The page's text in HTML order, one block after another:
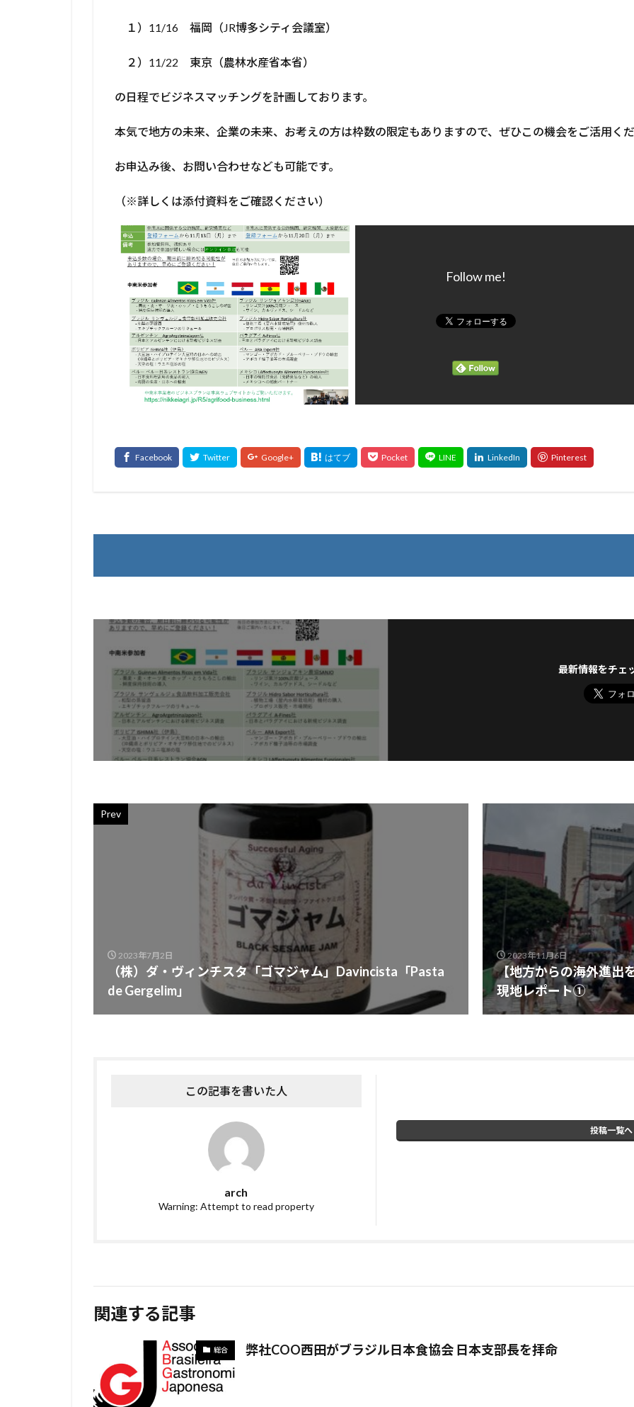
１）11/16 福岡（JR博多シティ会議室）
２）11/22 東京（農林水産省本省）
の日程でビジネスマッチングを計画しております。
本気で地方の未来、企業の未来、お考えの方は枠数の限定もありますので、ぜひこの機会をご活用く
お申込み後、お問い合わせなども可能です。
（※詳しくは添付資料をご確認ください）
Follow me!
最新情報をチェ
Prev
2023年7月2日
（株）ダ・ヴィンチスタ「ゴマジャム」Davincista「Pasta
de Gergelim」
2023年11月6日
【地方からの海外進
現地レポート①
この記事を書いた人
arch
Warning: Attempt to read property
投稿一覧へ
関連する記事
総合 弊社COO西田がブラジル日本食協会 日本支部長を拝命